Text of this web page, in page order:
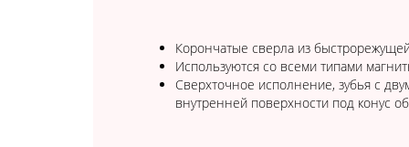
Корончатые сверла из
Используются со всеми типами
Сверхточное исполнение, зубья с
внутренней поверхности под конус